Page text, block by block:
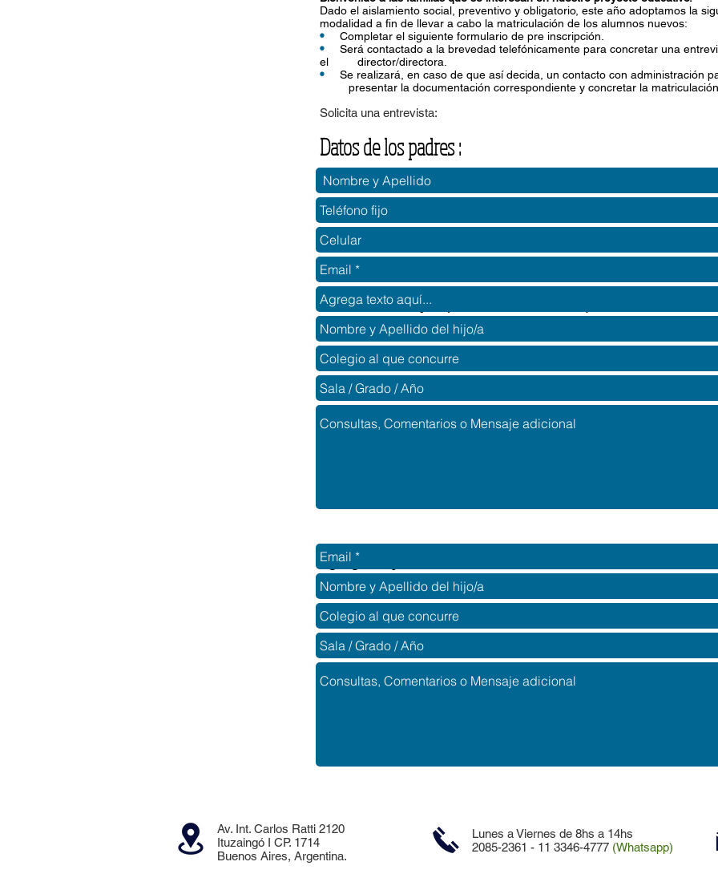
Dado el aislamiento social, preventivo y obligatorio, este año adoptamos la
modalidad a fin de llevar a cabo la matriculación de los alumnos nuevos:
• Completar el siguiente formulario de pre inscripción.
•
Será contactado a la brevedad telefónicamente para concretar una
el director/directora.
• Se realizará, en caso de que asídecida, un contacto con
presentar la documentación correspondiente y concretar la matriculación.
​Solicita una entrevista:
Datos de los padres :
Datos de los hijos (Alumnos a inscribir) :
Agregar Hijo/a :
Av. Int. Carlos Ratti 2120
Ituzaingó I CP. 1714
Buenos Aires, Argentina.
Lunes a Viernes de 8hs a 14hs
2085-2361 - 11 3346-4777 (Whatsapp)